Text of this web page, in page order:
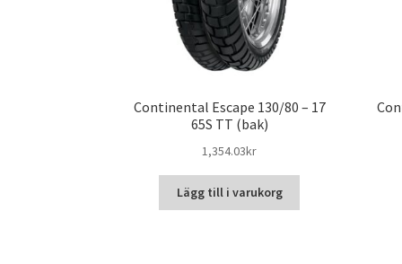
Continental Escape 130/80 – 17
65S TT (bak)
1,354.03kr
Lägg till i varukorg